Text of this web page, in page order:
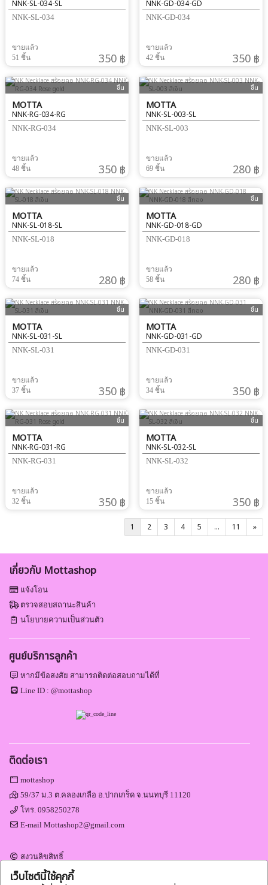
เว็บไซต์นี้ใช้คุกกี้
NNK-SL-034-SL
NNK-SL-034
ขายแล้ว
51 ชิ้น
350 ฿
NNK-GD-034-GD
NNK-GD-034
ขายแล้ว
42 ชิ้น
350 ฿
ชิ้น
MOTTA
NNK-RG-034-RG
NNK-RG-034
ขายแล้ว
48 ชิ้น
350 ฿
ชิ้น
MOTTA
NNK-SL-003-SL
NNK-SL-003
ขายแล้ว
69 ชิ้น
280 ฿
ชิ้น
MOTTA
NNK-SL-018-SL
NNK-SL-018
ขายแล้ว
74 ชิ้น
280 ฿
ชิ้น
MOTTA
NNK-GD-018-GD
NNK-GD-018
ขายแล้ว
58 ชิ้น
280 ฿
ชิ้น
MOTTA
NNK-SL-031-SL
NNK-SL-031
ขายแล้ว
37 ชิ้น
350 ฿
ชิ้น
MOTTA
NNK-GD-031-GD
NNK-GD-031
ขายแล้ว
34 ชิ้น
350 ฿
ชิ้น
MOTTA
NNK-RG-031-RG
NNK-RG-031
ขายแล้ว
32 ชิ้น
350 ฿
ชิ้น
MOTTA
NNK-SL-032-SL
NNK-SL-032
ขายแล้ว
15 ชิ้น
350 ฿
1 2 3 4 5 ... 11 »
เกี่ยวกับ Mottashop
แจ้งโอน
ตรวจสอบสถานะสินค้า
นโยบายความเป็นส่วนตัว
ศูนย์บริการลูกค้า
หากมีข้อสงสัย สามารถติดต่อสอบถามได้ที่
Line ID :@mottashop
ติดต่อเรา
mottashop
59/37 ม.3 ต.คลองเกลือ อ.ปากเกร็ด จ.นนทบุรี 11120
โทร.0958250278
E-mailMottashop2@gmail.com
สงวนลิขสิทธิ์
Engine byCommerzy Co.,Ltd.